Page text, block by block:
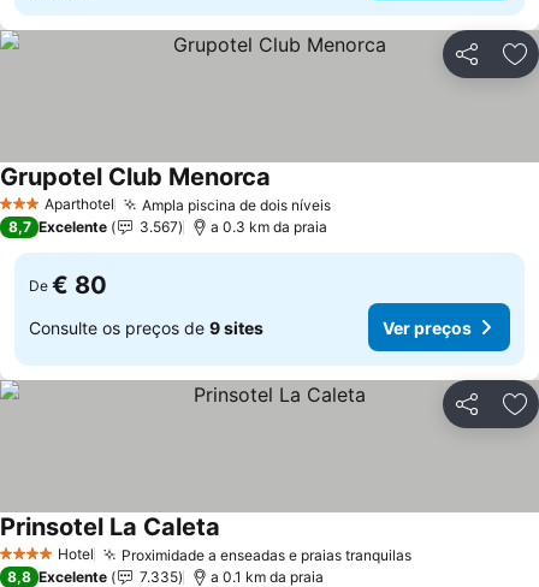
Partilhar
3 EstrelasAparthotel Ampla piscina de dois níveis
Grupotel Club Menorca
8,7 Excelente 3.567 a 0.3 km da praia
De € 80
Consulte os preços de 9 sites Ver preços
Partilhar
4 EstrelasHotel Proximidade a enseadas e praias tranquilas
Prinsotel La Caleta
8,8 Excelente 7.335 a 0.1 km da praia